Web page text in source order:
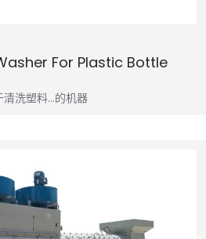
For Plastic Bottle
清洗塑料…的机器